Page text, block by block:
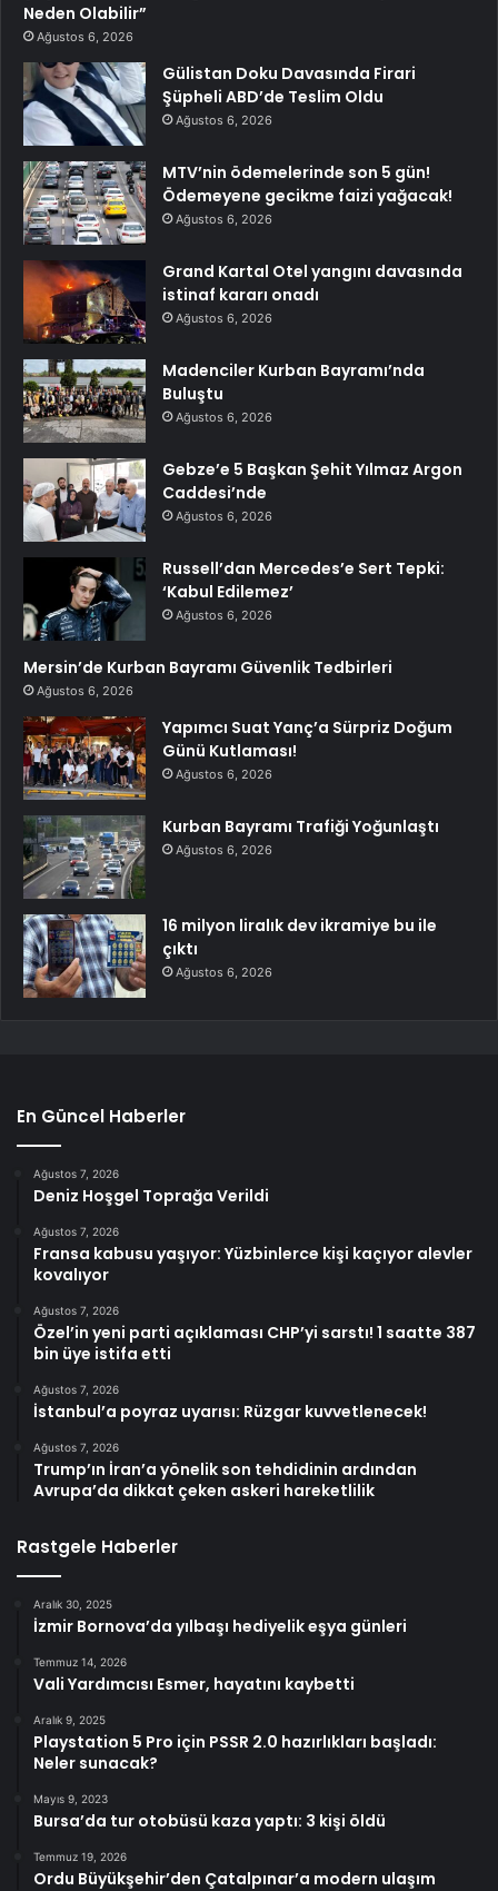
Neden Olabilir”
Ağustos 6, 2026
Gülistan Doku Davasında Firari
Şüpheli ABD’de Teslim Oldu
Ağustos 6, 2026
MTV’nin ödemelerinde son 5 gün!
Ödemeyene gecikme faizi yağacak!
Ağustos 6, 2026
Grand Kartal Otel yangını davasında
istinaf kararı onadı
Ağustos 6, 2026
Madenciler Kurban Bayramı’nda
Buluştu
Ağustos 6, 2026
Gebze’e 5 Başkan Şehit Yılmaz Argon
Caddesi’nde
Ağustos 6, 2026
Russell’dan Mercedes’e Sert Tepki:
‘Kabul Edilemez’
Ağustos 6, 2026
Mersin’de Kurban Bayramı Güvenlik Tedbirleri
Ağustos 6, 2026
Yapımcı Suat Yanç’a Sürpriz Doğum
Günü Kutlaması!
Ağustos 6, 2026
Kurban Bayramı Trafiği Yoğunlaştı
Ağustos 6, 2026
16 milyon liralık dev ikramiye bu ile
çıktı
Ağustos 6, 2026
En Güncel Haberler
Ağustos 7, 2026
Deniz Hoşgel Toprağa Verildi
Ağustos 7, 2026
Fransa kabusu yaşıyor: Yüzbinlerce kişi kaçıyor alevler
kovalıyor
Ağustos 7, 2026
Özel’in yeni parti açıklaması CHP’yi sarstı! 1 saatte 387
bin üye istifa etti
Ağustos 7, 2026
İstanbul’a poyraz uyarısı: Rüzgar kuvvetlenecek!
Ağustos 7, 2026
Trump’ın İran’a yönelik son tehdidinin ardından
Avrupa’da dikkat çeken askeri hareketlilik
Rastgele Haberler
Aralık 30, 2025
İzmir Bornova’da yılbaşı hediyelik eşya günleri
Temmuz 14, 2026
Vali Yardımcısı Esmer, hayatını kaybetti
Aralık 9, 2025
Playstation 5 Pro için PSSR 2.0 hazırlıkları başladı:
Neler sunacak?
Mayıs 9, 2023
Bursa’da tur otobüsü kaza yaptı: 3 kişi öldü
Temmuz 19, 2026
Ordu Büyükşehir’den Çatalpınar’a modern ulaşım